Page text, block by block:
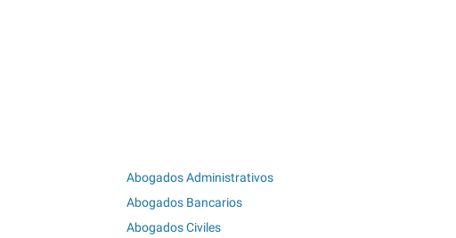
Abogados Administrativos
Abogados Bancarios
Abogados Civiles